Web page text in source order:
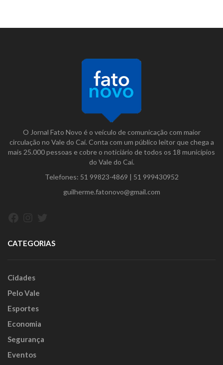
O Jornal Fato Novo é o veículo de comunicação com maior
circulação no Vale do Caí. Conta com um público leitor que chega a
mais 25.000 pessoas e cobre o noticiário de todos os 18 municípios
do Vale do Caí.
Telefones: 51 99823-4869 | 51 999430952
guilherme.fatonovo@gmail.com
CATEGORIAS
Cidades
Pelo Vale
Esportes
Economia
Segurança
Eventos